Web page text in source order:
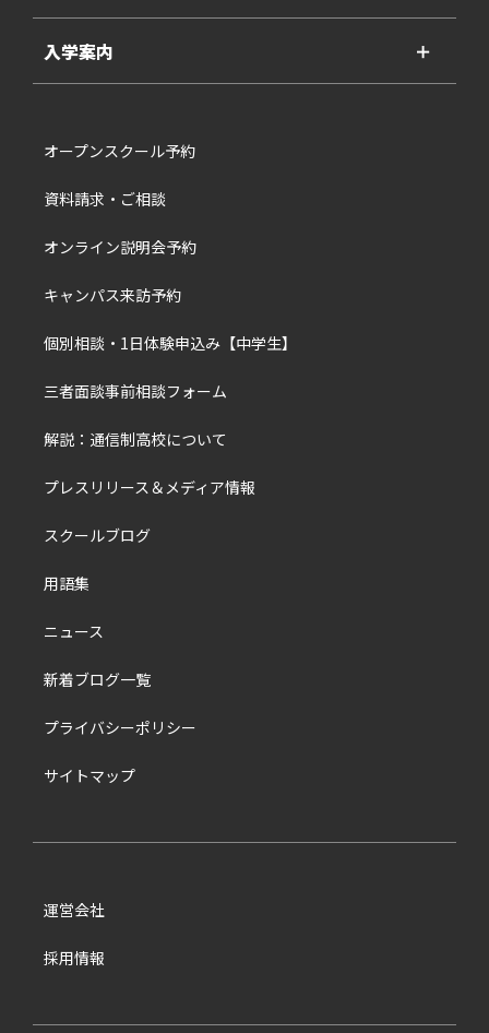
入学案内 ＋
オープンスクール予約
資料請求・ご相談
オンライン説明会予約
キャンパス来訪予約
個別相談・1日体験申込み【中学生】
三者面談事前相談フォーム
解説：通信制高校について
プレスリリース＆メディア情報
スクールブログ
用語集
ニュース
新着ブログ一覧
プライバシーポリシー
サイトマップ
運営会社
採用情報